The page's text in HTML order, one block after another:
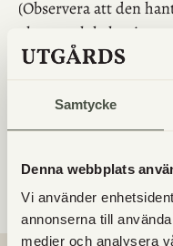
Samtycke
Denna webbplats
Vi använder
annonserna till
medier och analysera
(Observera att den
gluten och bakas i
Varmt Välkommen
Nästa pizzakväll
16 aug med musikquiz